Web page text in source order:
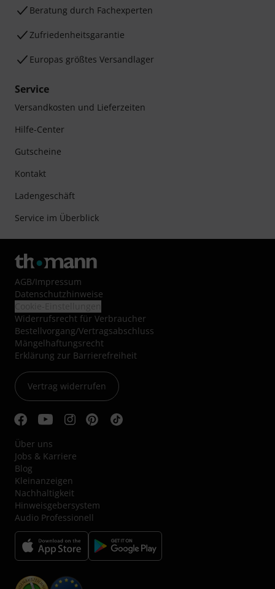
Beratung durch Fachexperten
Zufriedenheitsgarantie
Europas größtes Versandlager
Service
Versandkosten und Lieferzeiten
Hilfe-Center
Gutscheine
Kontakt
Ladengeschäft
Service im Überblick
AGB/Impressum
Datenschutzhinweise
Widerrufsrecht für Verbraucher
Bestellvorgang/Vertragsabschluss
Mängelhaftungsrecht
Erklärung zur Barrierefreiheit
Vertrag widerrufen
Über uns
Jobs & Karriere
Blog
Kleinanzeigen
Nachhaltigkeit
Hinweisgebersystem
Audio Professionell